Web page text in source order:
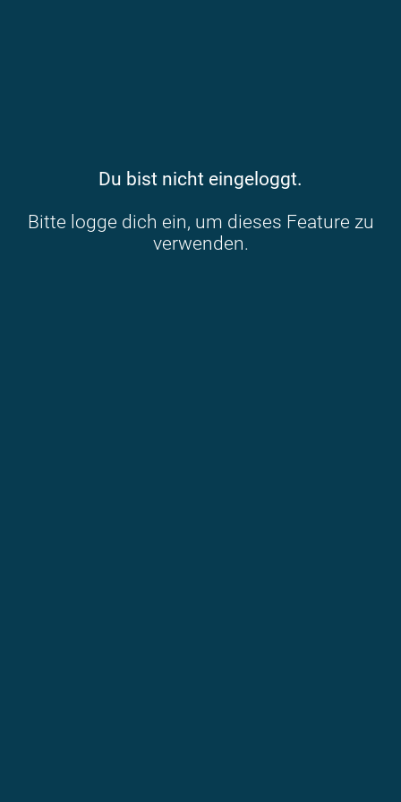
Du bist nicht eingeloggt.
Bitte logge dich ein, um dieses Feature zu
verwenden.